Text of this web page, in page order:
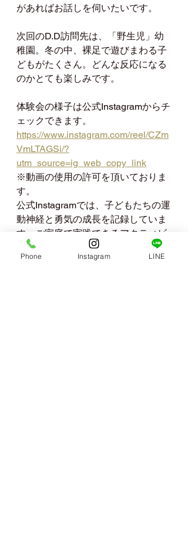
があればお話しを伺いたいです。
次回のD.D訪問先は、「野生児」幼
稚園。冬の中、裸足で遊びまわる子
どもがたくさん。どんな反応になる
のかとても楽しみです。
体験会の様子は公式Instagramからチ
ェックできます。
https://www.instagram.com/reel/CZm
VmLTAGSi/?
utm_source=ig_web_copy_link
※動画の使用の許可を頂いておりま
す。
公式Instagramでは、子どもたちの運
動神経と勇気の成長を記録していま
す。ご家庭で実践できるアクティビ
ティもありますのでご覧ください。
Lecture
Phone Instagram LINE